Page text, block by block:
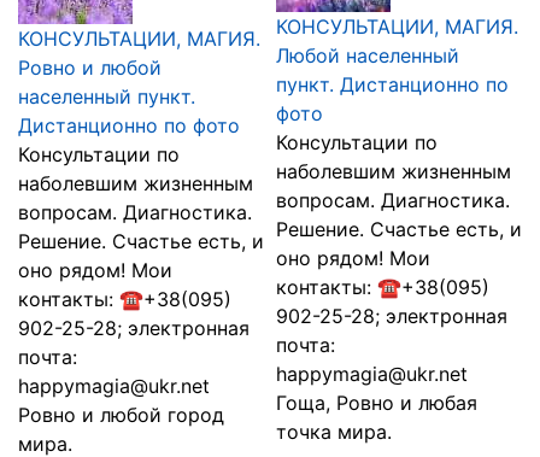
КОНСУЛЬТАЦИИ, МАГИЯ.
Ровно и любой
населенный пункт.
Дистанционно по фото
Консультации по
наболевшим жизненным
вопросам. Диагностика.
Решение. Счастье есть, и
оно рядом! Мои
контакты: ☎+38(095)
902-25-28; электронная
почта:
happymagia@ukr.net
Ровно и любой город
мира.
КОНСУЛЬТАЦИИ, МАГИЯ.
Любой населенный
пункт. Дистанционно по
фото
Консультации по
наболевшим жизненным
вопросам. Диагностика.
Решение. Счастье есть, и
оно рядом! Мои
контакты: ☎+38(095)
902-25-28; электронная
почта:
happymagia@ukr.net
Гоща, Ровно и любая
точка мира.